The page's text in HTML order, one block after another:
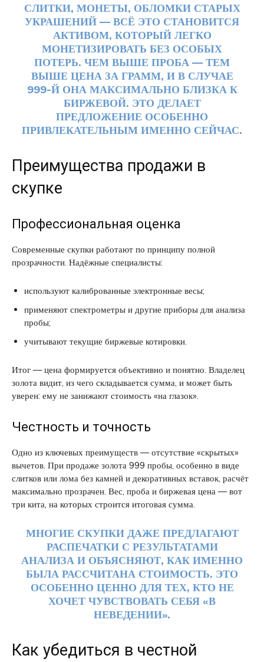
СЛИТКИ, МОНЕТЫ, ОБЛОМКИ СТАРЫХ
УКРАШЕНИЙ — ВСЁ ЭТО СТАНОВИТСЯ
АКТИВОМ, КОТОРЫЙ ЛЕГКО
МОНЕТИЗИРОВАТЬ БЕЗ ОСОБЫХ
ПОТЕРЬ. ЧЕМ ВЫШЕ ПРОБА — ТЕМ
ВЫШЕ ЦЕНА ЗА ГРАММ, И В СЛУЧАЕ
999-Й ОНА МАКСИМАЛЬНО БЛИЗКА К
БИРЖЕВОЙ. ЭТО ДЕЛАЕТ
ПРЕДЛОЖЕНИЕ ОСОБЕННО
ПРИВЛЕКАТЕЛЬНЫМ ИМЕННО СЕЙЧАС.
Преимущества продажи в
скупке
Профессиональная оценка
Современные скупки работают по принципу полной
прозрачности. Надёжные специалисты:
используют калиброванные электронные весы;
применяют спектрометры и другие приборы для анализа
пробы;
учитывают текущие биржевые котировки.
Итог — цена формируется объективно и понятно. Владелец
золота видит, из чего складывается сумма, и может быть
уверен: ему не занижают стоимость «на глазок».
Честность и точность
Одно из ключевых преимуществ — отсутствие «скрытых»
вычетов. При продаже золота 999 пробы, особенно в виде
слитков или лома без камней и декоративных вставок, расчёт
максимально прозрачен. Вес, проба и биржевая цена — вот
три кита, на которых строится итоговая сумма.
МНОГИЕ СКУПКИ ДАЖЕ ПРЕДЛАГАЮТ
РАСПЕЧАТКИ С РЕЗУЛЬТАТАМИ
АНАЛИЗА И ОБЪЯСНЯЮТ, КАК ИМЕННО
БЫЛА РАССЧИТАНА СТОИМОСТЬ. ЭТО
ОСОБЕННО ЦЕННО ДЛЯ ТЕХ, КТО НЕ
ХОЧЕТ ЧУВСТВОВАТЬ СЕБЯ «В
НЕВЕДЕНИИ».
Как убедиться в честной